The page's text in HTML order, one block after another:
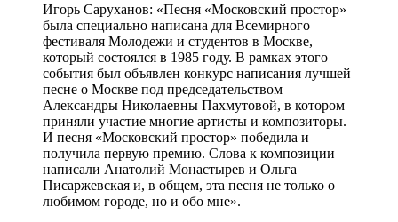
Игорь Саруханов: «Песня «Московский простор»
была специально написана для Всемирного
фестиваля Молодежи и студентов в Москве,
который состоялся в 1985 году. В рамках этого
события был объявлен конкурс написания лучшей
песне о Москве под председательством
Александры Николаевны Пахмутовой, в котором
приняли участие многие артисты и композиторы.
И песня «Московский простор» победила и
получила первую премию. Слова к композиции
написали Анатолий Монастырев и Ольга
Писаржевская и, в общем, эта песня не только о
любимом городе, но и обо мне».